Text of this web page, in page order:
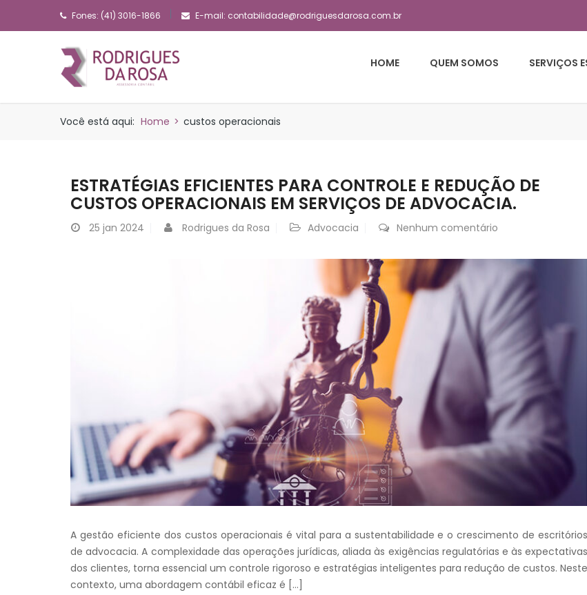
Fones: (41) 3016-1866 E-mail: contabilidade@rodriguesdarosa.com.br
HOME QUEM SOMOS SERVIÇOS
Você está aqui: Home > custos operacionais
ESTRATÉGIAS EFICIENTES PARA CONTROLE E REDUÇÃO DE
CUSTOS OPERACIONAIS EM SERVIÇOS DE ADVOCACIA.
25 jan 2024 Rodrigues da Rosa Advocacia Nenhum comentário
A gestão eficiente dos custos operacionais é vital para a sustentabilidade e o crescimento de escritórios
de advocacia. A complexidade das operações jurídicas, aliada às exigências regulatórias e às expectativas
dos clientes, torna essencial um controle rigoroso e estratégias inteligentes para redução de custos. Neste
contexto, uma abordagem contábil eficaz é […]